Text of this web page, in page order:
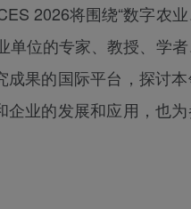
2026将围绕“数字农
单位的专家、教授、学
果的国际平台，探讨
企业的发展和应用，也